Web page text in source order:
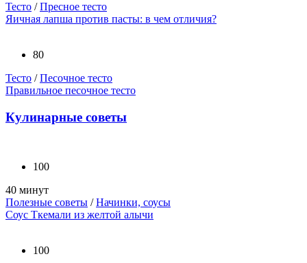
Тесто /Пресное тесто
Яичная лапша против пасты: в чем отличия?
80
Тесто /Песочное тесто
Правильное песочное тесто
Кулинарные советы
100
40 минут
Полезные советы /Начинки, соусы
Соус Ткемали из желтой алычи
100